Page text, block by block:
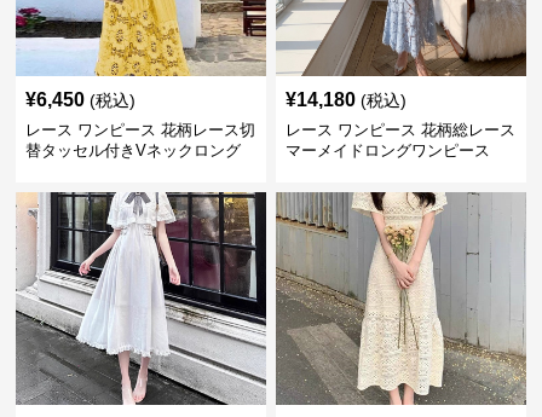
¥6,450 (税込)
レース ワンピース 花柄レース切
替タッセル付きVネックロング
¥14,180 (税込)
レース ワンピース 花柄総レース
マーメイドロングワンピース